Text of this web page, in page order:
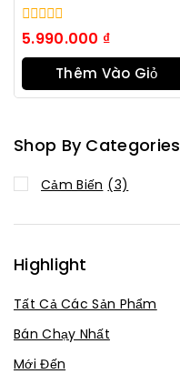
0
trong
số
5.990.000 ₫
Thêm Vào Giỏ
Hàng
Shop By Categories
Cảm Biến (3)
Highlight
Tất Cả Các Sản Phẩm
Bán Chạy Nhất
Mới Đến